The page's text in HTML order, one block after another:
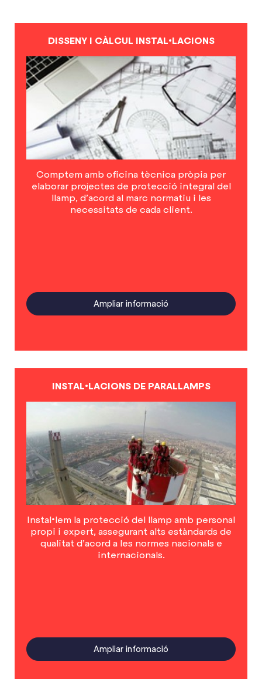
DISSENY I CÀLCUL INSTAL•LACIONS
Comptem amb oficina tècnica pròpia per
elaborar projectes de protecció integral del
llamp, d’acord al marc normatiu i les
necessitats de cada client.
Ampliar informació
INSTAL•LACIONS DE PARALLAMPS
Instal•lem la protecció del llamp amb personal
propi i expert, assegurant alts estàndards de
qualitat d’acord a les normes nacionals e
internacionals.
Ampliar informació